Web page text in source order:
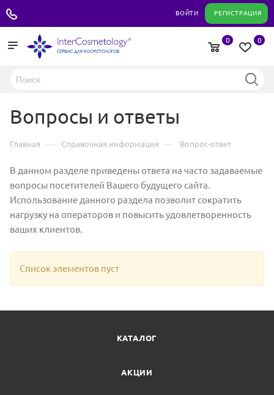
ВОЙТИ РЕГИСТРАЦИЯ
0
0
Вопросы и ответы
Главная — Справочная информация — Вопрос-ответ
В данном разделе приведены ответа на часто задаваемые
вопросы посетителей Вашего будущего сайта.
Использование данного раздела позволит сократить
нагрузку на операторов и повысить удовлетворенность
ваших клиентов.
Список элементов пуст
КАТАЛОГ
АКЦИИ